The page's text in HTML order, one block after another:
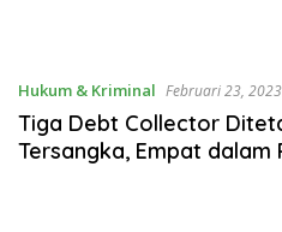
Hukum & Kriminal Februari 23, 2023
Tiga Debt Collector
Tersangka, Empat dalam